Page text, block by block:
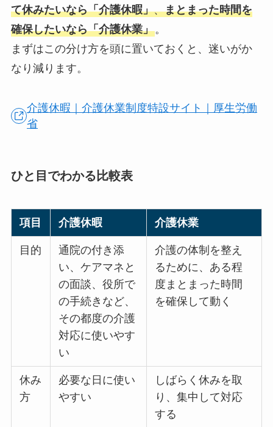
て休みたいなら「介護休暇」、まとまった時間を
確保したいなら「介護休業」。
まずはこの分け方を頭に置いておくと、迷いがか
なり減ります。
介護休暇｜介護休業制度特設サイト｜厚生労働
省
ひと目でわかる比較表
項目 介護休暇 介護休業
目的
通院の付き添
い、ケアマネと
の面談、役所で
の手続きなど、
その都度の介護
対応に使いやす
い
介護の体制を整え
るために、ある程
度まとまった時間
を確保して動く
休み
方
必要な日に使い
やすい
しばらく休みを取
り、集中して対応
する